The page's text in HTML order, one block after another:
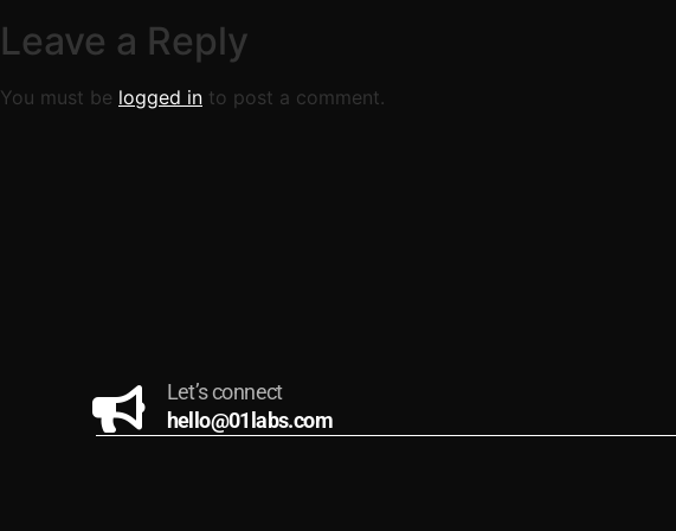
Leave a Reply
You must be logged in to post a comment.
Let’s connect
hello@01labs.com